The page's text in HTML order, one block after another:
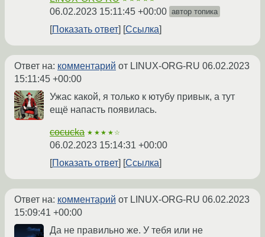
06.02.2023 15:11:45 +00:00 автор топика
Показать ответ Ссылка
Ответ на: комментарий от LINUX-ORG-RU 06.02.2023
15:11:45 +00:00
Ужас какой, я только к ютубу привык, а тут
ещё напасть появилась.
cocucka ★★★★☆
06.02.2023 15:14:31 +00:00
Показать ответ
Ссылка
Ответ на: комментарий от LINUX-ORG-RU 06.02.2023
15:09:41 +00:00
Да не правильно же. У тебя или не